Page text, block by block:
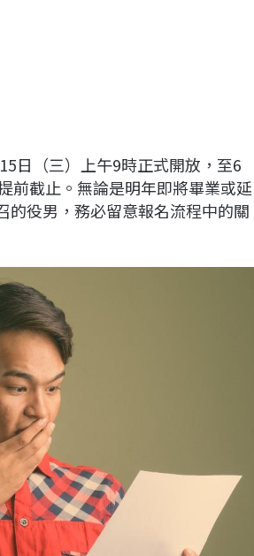
日（三）上午9時正式開放，至6
前截止。無論是明年即將畢業或延
的役男，務必留意報名流程中的關